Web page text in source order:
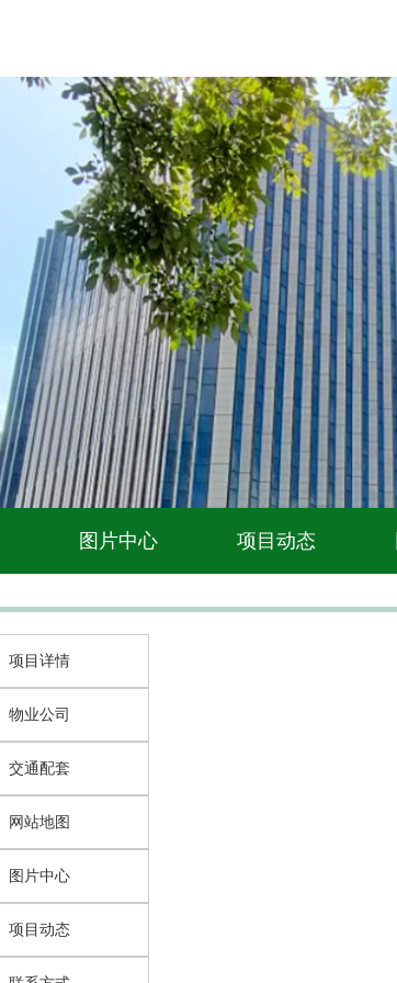
图片中心 项目动态
项目详情
物业公司
交通配套
网站地图
图片中心
项目动态